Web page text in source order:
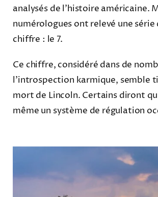
analysés de l’histoire
numérologues ont relevé une
chiffre : le 7.
Ce chiffre, considéré dans de
l’introspection karmique, semble
mort de Lincoln. Certains diront
même un système de régulation